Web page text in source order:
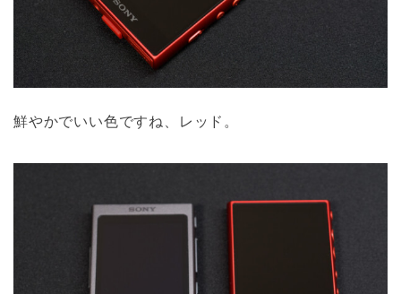
鮮やかでいい色ですね、レッド。